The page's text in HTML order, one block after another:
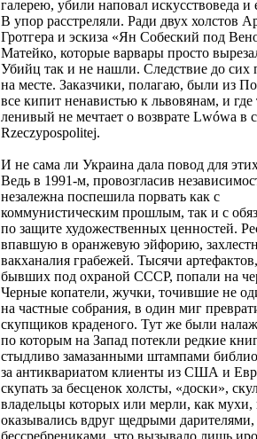
галерею, убили наповал искусствоведа и
В упор расстреляли. Ради двух холстов
Гротгера и эскиза «Ян Собеский под
Матейко, которые варвары просто
Убийц так и не нашли. Следствие до сих
на месте. Заказчики, полагаю, были из
все кипит ненавистью к львовянам, и где
ленивый не мечтает о возврате Lwówa в
Rzeczypospolitej.
И не сама ли Украина дала повод для
Ведь в 1991-м, провозгласив
незалежна поспешила порвать как с
коммунистическим прошлым, так и с
по защите художественных ценностей.
впавшую в оранжевую эйфорию,
вакханалия грабежей. Тысячи
бывших под охраной СССР, попали на
Черные копатели, жучки, точившие не
на частные собрания, в один миг
скупщиков краденого. Тут же были
по которым на Запад потекли редкие
стыдливо замазанными штампами
за антиквариатом клиенты из США и
скупать за бесценок холсты, «доски»,
владельцы которых или мерли, как мухи,
оказывались вдруг щедрыми дарителями,
бессребрениками, что вызывало лишь